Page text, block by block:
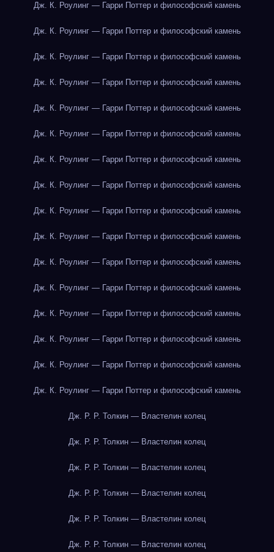
Дж. К. Роулинг — Гарри Поттер и философский камень
Дж. К. Роулинг — Гарри Поттер и философский камень
Дж. К. Роулинг — Гарри Поттер и философский камень
Дж. К. Роулинг — Гарри Поттер и философский камень
Дж. К. Роулинг — Гарри Поттер и философский камень
Дж. К. Роулинг — Гарри Поттер и философский камень
Дж. К. Роулинг — Гарри Поттер и философский камень
Дж. К. Роулинг — Гарри Поттер и философский камень
Дж. К. Роулинг — Гарри Поттер и философский камень
Дж. К. Роулинг — Гарри Поттер и философский камень
Дж. К. Роулинг — Гарри Поттер и философский камень
Дж. К. Роулинг — Гарри Поттер и философский камень
Дж. К. Роулинг — Гарри Поттер и философский камень
Дж. К. Роулинг — Гарри Поттер и философский камень
Дж. К. Роулинг — Гарри Поттер и философский камень
Дж. К. Роулинг — Гарри Поттер и философский камень
Дж. Р. Р. Толкин — Властелин колец
Дж. Р. Р. Толкин — Властелин колец
Дж. Р. Р. Толкин — Властелин колец
Дж. Р. Р. Толкин — Властелин колец
Дж. Р. Р. Толкин — Властелин колец
Дж. Р. Р. Толкин — Властелин колец